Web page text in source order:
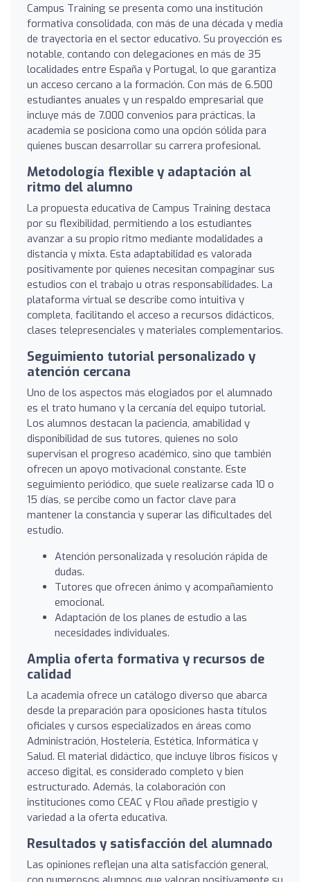
Campus Training se presenta como una institución
formativa consolidada, con más de una década y media
de trayectoria en el sector educativo. Su proyección es
notable, contando con delegaciones en más de 35
localidades entre España y Portugal, lo que garantiza
un acceso cercano a la formación. Con más de 6.500
estudiantes anuales y un respaldo empresarial que
incluye más de 7.000 convenios para prácticas, la
academia se posiciona como una opción sólida para
quienes buscan desarrollar su carrera profesional.
Metodología flexible y adaptación al
ritmo del alumno
La propuesta educativa de Campus Training destaca
por su flexibilidad, permitiendo a los estudiantes
avanzar a su propio ritmo mediante modalidades a
distancia y mixta. Esta adaptabilidad es valorada
positivamente por quienes necesitan compaginar sus
estudios con el trabajo u otras responsabilidades. La
plataforma virtual se describe como intuitiva y
completa, facilitando el acceso a recursos didácticos,
clases telepresenciales y materiales complementarios.
Seguimiento tutorial personalizado y
atención cercana
Uno de los aspectos más elogiados por el alumnado
es el trato humano y la cercanía del equipo tutorial.
Los alumnos destacan la paciencia, amabilidad y
disponibilidad de sus tutores, quienes no solo
supervisan el progreso académico, sino que también
ofrecen un apoyo motivacional constante. Este
seguimiento periódico, que suele realizarse cada 10 o
15 días, se percibe como un factor clave para
mantener la constancia y superar las dificultades del
estudio.
Atención personalizada y resolución rápida de
dudas.
Tutores que ofrecen ánimo y acompañamiento
emocional.
Adaptación de los planes de estudio a las
necesidades individuales.
Amplia oferta formativa y recursos de
calidad
La academia ofrece un catálogo diverso que abarca
desde la preparación para oposiciones hasta títulos
oficiales y cursos especializados en áreas como
Administración, Hostelería, Estética, Informática y
Salud. El material didáctico, que incluye libros físicos y
acceso digital, es considerado completo y bien
estructurado. Además, la colaboración con
instituciones como CEAC y Flou añade prestigio y
variedad a la oferta educativa.
Resultados y satisfacción del alumnado
Las opiniones reflejan una alta satisfacción general,